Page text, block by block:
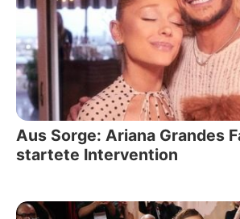
Aus Sorge: Ariana Grandes
startete Intervention